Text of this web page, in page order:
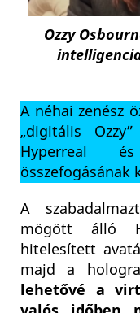
Ozzy
A néhai zenész
„digitális
Hyperreal
összefogásának
A
mögött álló
hitelesített
majd a
lehetővé a